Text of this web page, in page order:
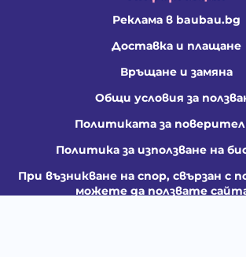
Реклама в baubau.bg
Доставка и плащане
Връщане и замяна
Общи условия за
Политиката за
Политика за използване на
При възникване на спор, свързан с
можете да ползвате